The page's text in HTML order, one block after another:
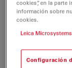
Consumo de
enfriamiento
cookies”, en la
información sobre
cookies.
Leica
Configuración